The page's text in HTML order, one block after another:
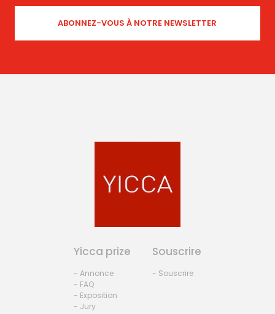
Yicca prize
- Annonce
- FAQ
- Exposition
- Jury
Souscrire
- Souscrire